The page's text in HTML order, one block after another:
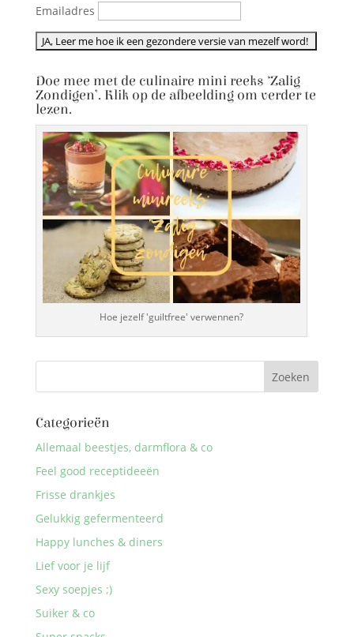
Emailadres
Doe mee met de culinaire mini reeks ‘Zalig
Zondigen’. Klik op de afbeelding om verder te
lezen.
Hoe jezelf 'guiltfree' verwennen?
Categorieën
Allemaal beestjes, darmflora & co
Feel good receptideeën
Frisse drankjes
Gelukkig gefermenteerd
Happy lunches & diners
Lief voor je lijf
Sexy soepjes ;)
Suiker & co